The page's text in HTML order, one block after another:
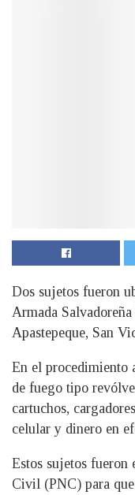
Dos sujetos fueron
Armada
Apastepeque, San
En el procedimiento
de fuego tipo
cartuchos,
celular y dinero en
Estos sujetos fueron
Civil (PNC) para